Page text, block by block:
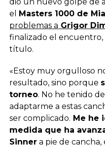
el Masters 1000 de
problemas a Grigor
finalizado el encuentro,
título.
«Estoy muy orgulloso
resultado, sino porque
torneo. No he tenido
adaptarme a estas
ser complicado. Me he
medida que ha
Sinnera pie de cancha,